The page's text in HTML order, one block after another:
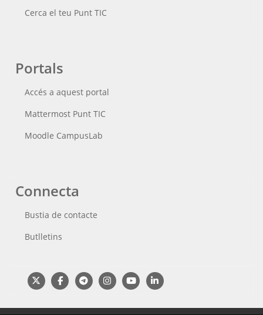
Cerca el teu Punt TIC
Portals
Accés a aquest portal
Mattermost Punt TIC
Moodle CampusLab
Connecta
Bustia de contacte
Butlletins